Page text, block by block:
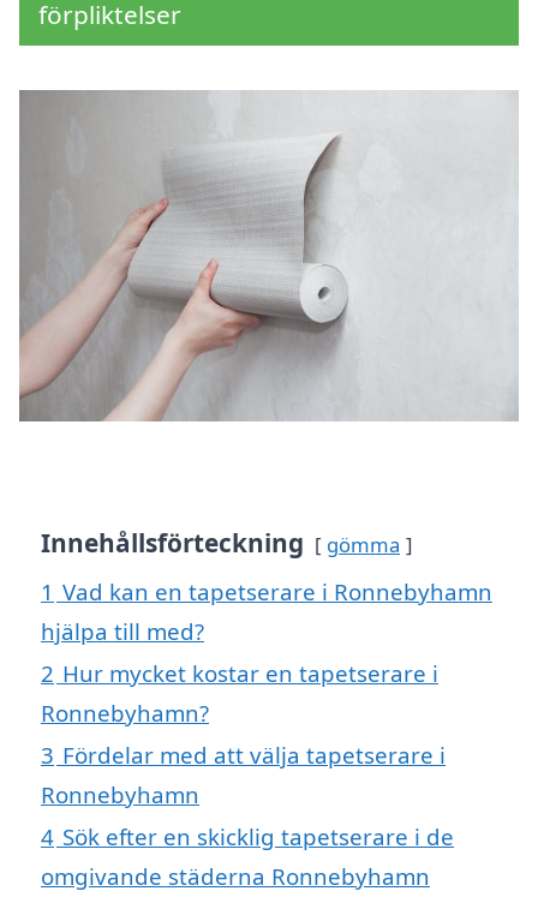
förpliktelser
Innehållsförteckning gömma
1 Vad kan en tapetserare i Ronnebyhamn
hjälpa till med?
2 Hur mycket kostar en tapetserare i
Ronnebyhamn?
3 Fördelar med att välja tapetserare i
Ronnebyhamn
4 Sök efter en skicklig tapetserare i de
omgivande städerna Ronnebyhamn